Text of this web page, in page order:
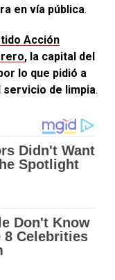
en vía pública.
Acción
, la capital del
lo que pidió a
de limpia.